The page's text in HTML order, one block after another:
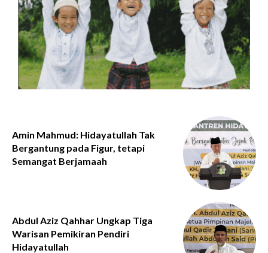
Amin Mahmud: Hidayatullah Tak
Bergantung pada Figur, tetapi
Semangat Berjamaah
Abdul Aziz Qahhar Ungkap Tiga
Warisan Pemikiran Pendiri
Hidayatullah